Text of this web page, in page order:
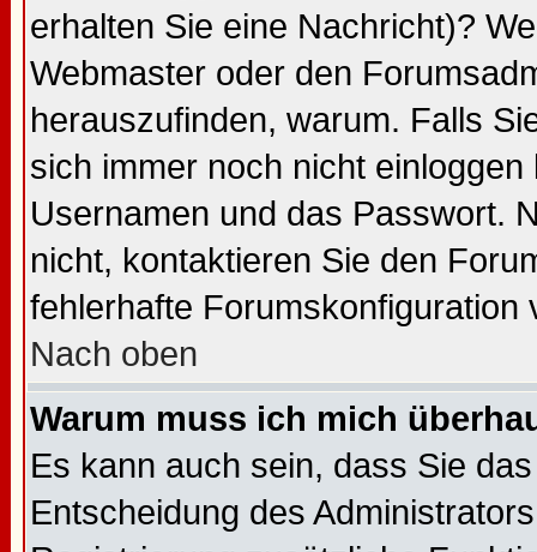
erhalten Sie eine Nachricht)?
Webmaster oder den
herauszufinden, warum. Falls
sich immer noch nicht
Usernamen und das Passwort.
nicht, kontaktieren Sie den
fehlerhafte Forumskonfiguration
Nach oben
Warum muss ich mich
Es kann auch sein, dass Sie
Entscheidung des